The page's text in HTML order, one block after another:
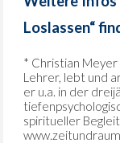
Loslassen“
* Christian
Lehrer, lebt und
er u.a. in der
spiritueller